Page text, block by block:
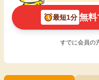
最短1分 無料
すでに会員の